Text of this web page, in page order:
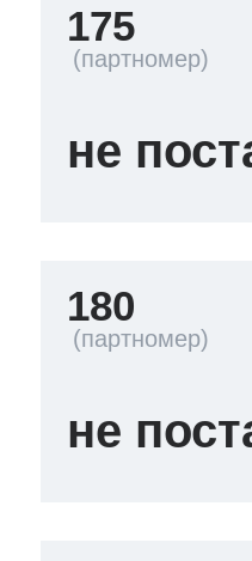
175
не
180
не